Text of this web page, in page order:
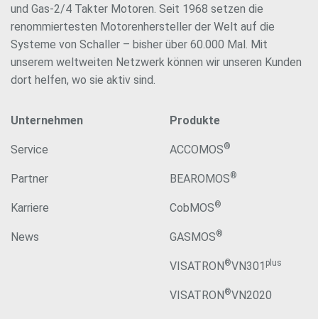
und Gas-2/4 Takter Motoren. Seit 1968 setzen die
renommiertesten Motorenhersteller der Welt auf die
Systeme von Schaller – bisher über 60.000 Mal. Mit
unserem weltweiten Netzwerk können wir unseren Kunden
dort helfen, wo sie aktiv sind.
Unternehmen
Service
Partner
Karriere
News
Produkte
ACCOMOS®
BEAROMOS®
CobMOS®
GASMOS®
VISATRON®VN301 plus
VISATRON®VN2020